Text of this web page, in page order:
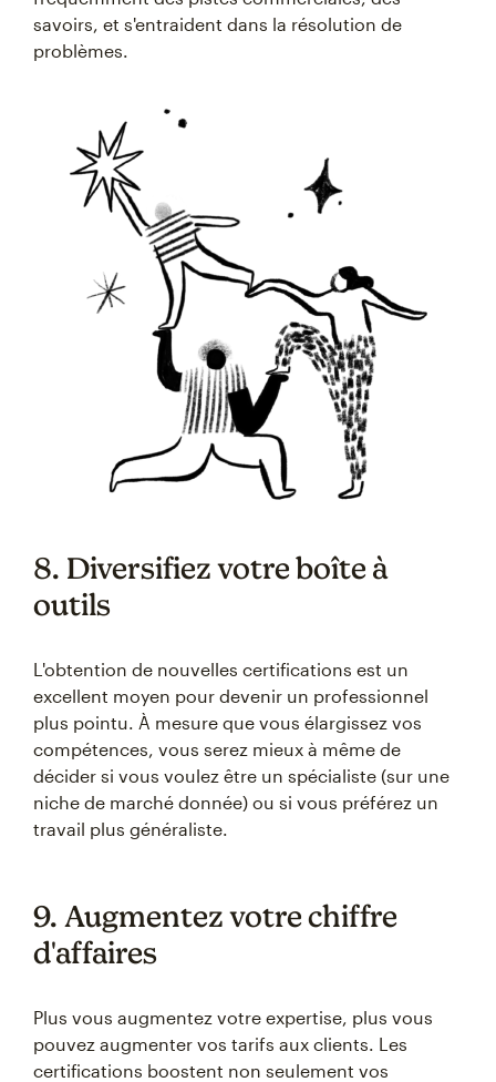
savoirs, et s'entraident dans la résolution de
problèmes.
8. Diversifiez votre boîte à
outils
L'obtention de nouvelles certifications est un
excellent moyen pour devenir un professionnel
plus pointu. À mesure que vous élargissez vos
compétences, vous serez mieux à même de
décider si vous voulez être un spécialiste (sur une
niche de marché donnée) ou si vous préférez un
travail plus généraliste.
9. Augmentez votre chiffre
d'affaires
Plus vous augmentez votre expertise, plus vous
pouvez augmenter vos tarifs aux clients. Les
certifications boostent non seulement vos